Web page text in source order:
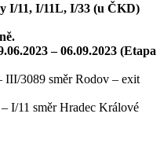
I/11, I/11L, I/33 (u ČKD)
– 06.09.2023 (Etapa
III/3089 směr Rodov – exit
I/11 směr Hradec Králové